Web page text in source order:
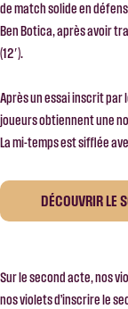
de match solide en
Ben Botica, après avoir
(12′).
Après un essai inscrit par
joueurs obtiennent une
La mi-temps est sifflée
DÉCOUVRIR LE
Sur le second acte, nos
nos violets d’inscrire le